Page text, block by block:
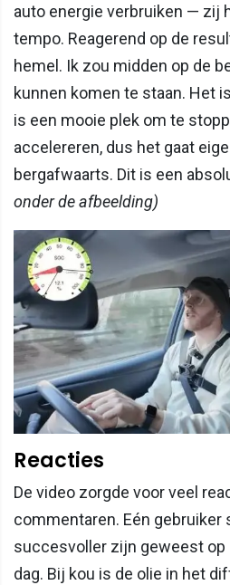
auto energie verbruiken — zij
tempo. Reagerend op de
hemel. Ik zou midden op de
kunnen komen te staan. Het
is een mooie plek om te
accelereren, dus het gaat
bergafwaarts. Dit is een
onder de afbeelding)
Reacties
De video zorgde voor veel
commentaren. Eén gebruiker
succesvoller zijn geweest op
dag. Bij kou is de olie in het